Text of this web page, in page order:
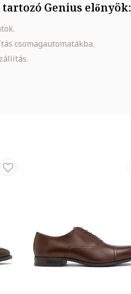
Genius előnyök:
csomagautomatákba.